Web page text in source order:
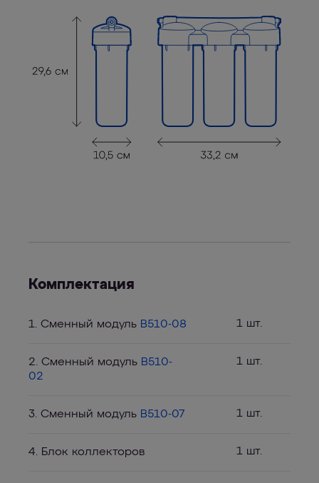
Комплектация
1. Сменный модуль B510-08 1 шт.
2. Сменный модуль B510-
02
1 шт.
3. Сменный модуль B510-07 1 шт.
4. Блок коллекторов 1 шт.